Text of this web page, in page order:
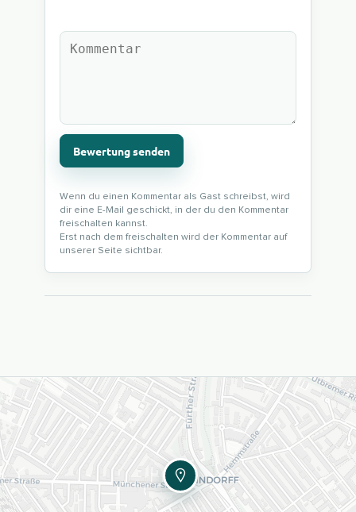
Bewertung senden
Wenn du einen Kommentar als Gast schreibst, wird
dir eine E-Mail geschickt, in der du den Kommentar
freischalten kannst.
Erst nach dem freischalten wird der Kommentar auf
unserer Seite sichtbar.